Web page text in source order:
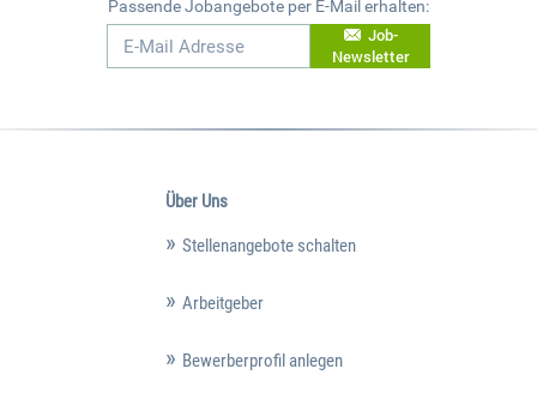
Passende Jobangebote per E-Mail erhalten:
Job-
Newsletter
Über Uns
Stellenangebote schalten
Arbeitgeber
Bewerberprofil anlegen